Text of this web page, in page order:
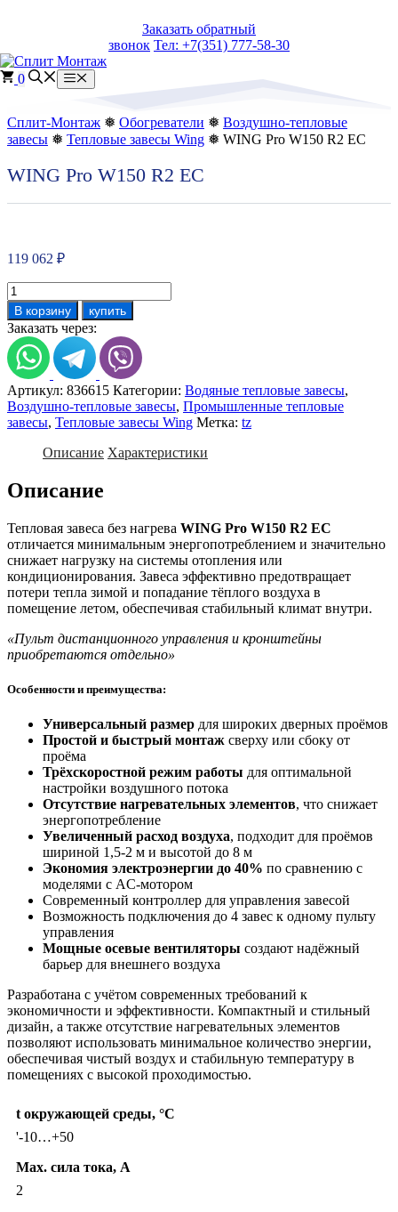
Заказать обратный
звонок Тел: +7(351) 777-58-30
0 Меню
Сплит-Монтаж ❅ Обогреватели ❅ Воздушно-тепловые
завесы ❅ Тепловые завесы Wing ❅ WING Pro W150 R2 EC
WING Pro W150 R2 EC
119 062 ₽
Количество
товара
WING
Pro
W150
R2
EC
В корзину купить
Заказать через:
Артикул: 836615 Категории: Водяные тепловые завесы,
Воздушно-тепловые завесы, Промышленные тепловые
завесы, Тепловые завесы Wing Метка: tz
Описание Характеристики
Описание
Тепловая завеса без нагрева WING Pro W150 R2 EC
отличается минимальным энергопотреблением и значительно
снижает нагрузку на системы отопления или
кондиционирования. Завеса эффективно предотвращает
потери тепла зимой и попадание тёплого воздуха в
помещение летом, обеспечивая стабильный климат внутри.
«Пульт дистанционного управления и кронштейны
приобретаются отдельно»
Особенности и преимущества:
Универсальный размер для широких дверных проёмов
Простой и быстрый монтаж сверху или сбоку от
проёма
Трёхскоростной режим работы для оптимальной
настройки воздушного потока
Отсутствие нагревательных элементов, что снижает
энергопотребление
Увеличенный расход воздуха, подходит для проёмов
шириной 1,5-2 м и высотой до 8 м
Экономия электроэнергии до 40% по сравнению с
моделями с AC-мотором
Современный контроллер для управления завесой
Возможность подключения до 4 завес к одному пульту
управления
Мощные осевые вентиляторы создают надёжный
барьер для внешнего воздуха
Разработана с учётом современных требований к
экономичности и эффективности. Компактный и стильный
дизайн, а также отсутствие нагревательных элементов
позволяют использовать минимальное количество энергии,
обеспечивая чистый воздух и стабильную температуру в
помещениях с высокой проходимостью.
t окружающей среды, °C
'-10…+50
Max. сила тока, А
2